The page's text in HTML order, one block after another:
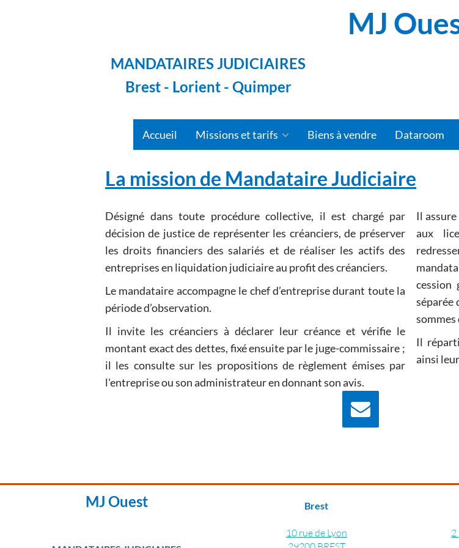
MJ
MANDATAIRES JUDICIAIRES
Brest - Lorient - Quimper
Accueil Missions et tarifs Biens à vendre Dataroom
La mission de Mandataire Judiciaire
Désigné dans toute procédure collective, il est chargé par
décision de justice de représenter les créanciers, de préserver
les droits financiers des salariés et de réaliser les actifs des
entreprises en liquidation judiciaire au profit des créanciers.
Le mandataire accompagne le chef d’entreprise durant toute la
période d’observation.
Il invite les créanciers à déclarer leur créance et vérifie le
montant exact des dettes, fixé ensuite par le juge-commissaire ;
il les consulte sur les propositions de règlement émises par
l'entreprise ou son administrateur en donnant son avis.
Il
aux
cession
séparée de ses actifs
sommes
Il
MJ Ouest Brest
10 rue de Lyon
2